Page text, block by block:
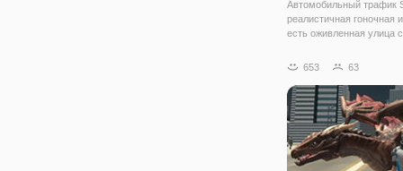
Автомобильный трафик
реалистичная гоночная
есть оживленная улица с
придется взять на
хотите быть
бесконечная
653 63